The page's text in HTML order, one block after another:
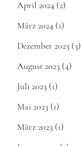
April 2024 (2)
März 2024 (1)
Dezember 2023 (3)
August 2023 (4)
Juli 2023 (1)
Mai 2023 (1)
März 2023 (1)